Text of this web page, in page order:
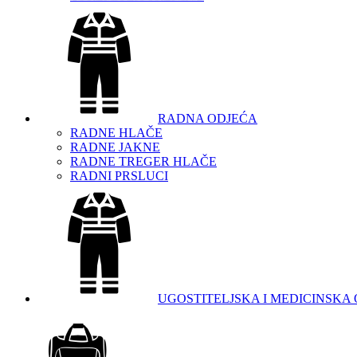
RADNA ODJEĆA
RADNE HLAČE
RADNE JAKNE
RADNE TREGER HLAČE
RADNI PRSLUCI
UGOSTITELJSKA I MEDICINSKA